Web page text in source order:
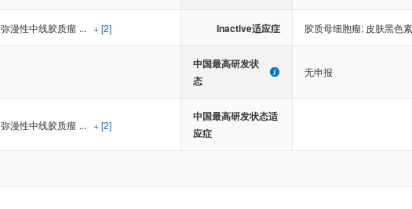
弥漫性中线胶质瘤 ... + [2] Inactive适应症 胶质母细胞瘤; 皮肤黑色
中国最高研发状
态
无申报
弥漫性中线胶质瘤 ... + [2]
中国最高研发状态适
应症